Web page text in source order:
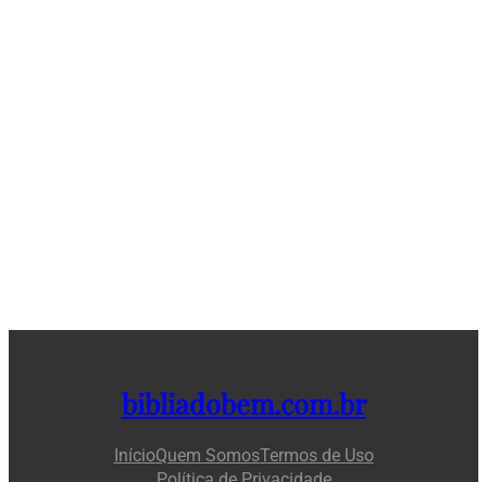
bibliadobem.com.br
InícioQuem SomosTermos de Uso